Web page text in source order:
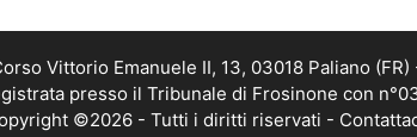
Vittorio Emanuele II, 13, 03018 Paliano
presso il Tribunale di Frosinone con
©2026 - Tutti i diritti riservati -